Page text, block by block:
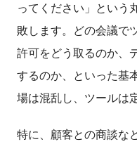
ってください」という
敗します。どの会議で
許可をどう取るのか、
するのか、といった基
場は混乱し、ツールは
特に、顧客との商談な